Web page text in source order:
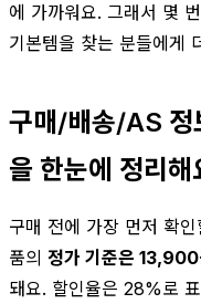
에 가까워요. 그래서 몇
기본템을 찾는 분들에게
구매/배송/AS 정
을 한눈에 정리해
구매 전에 가장 먼저 확
품의 정가 기준은 13,900
돼요. 할인율은 28%로